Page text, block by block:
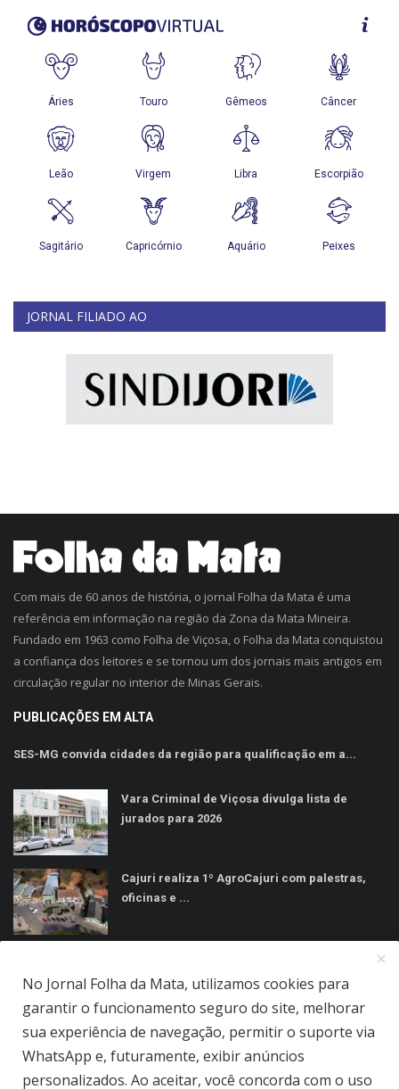
JORNAL FILIADO AO
Com mais de 60 anos de história, o jornal Folha da Mata é uma
referência em informação na região da Zona da Mata Mineira.
Fundado em 1963 como Folha de Viçosa, o Folha da Mata conquistou
a confiança dos leitores e se tornou um dos jornais mais antigos em
circulação regular no interior de Minas Gerais.
PUBLICAÇÕES EM ALTA
SES-MG convida cidades da região para qualificação em a...
Vara Criminal de Viçosa divulga lista de
jurados para 2026
Cajuri realiza 1º AgroCajuri com palestras,
oficinas e ...
No Jornal Folha da Mata, utilizamos cookies para
garantir o funcionamento seguro do site, melhorar
sua experiência de navegação, permitir o suporte via
WhatsApp e, futuramente, exibir anúncios
personalizados. Ao aceitar, você concorda com o uso